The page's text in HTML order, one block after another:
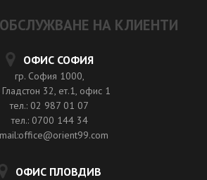
НА КЛИЕНТИ
ОФИС СОФИЯ
гр. София 1000,
Гладстон 32, ет.1, офис 1
тел.: 02 987 01 07
тел.: 0700 144 34
ОФИС ПЛОВДИВ